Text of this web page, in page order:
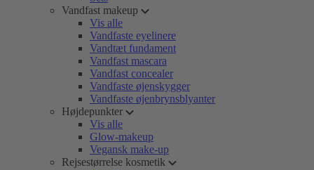
Vandfast makeup
Vis alle
Vandfaste eyelinere
Vandtæt fundament
Vandfast mascara
Vandfast concealer
Vandfaste øjenskygger
Vandfaste øjenbrynsblyanter
Højdepunkter
Vis alle
Glow-makeup
Vegansk make-up
Rejsestørrelse kosmetik